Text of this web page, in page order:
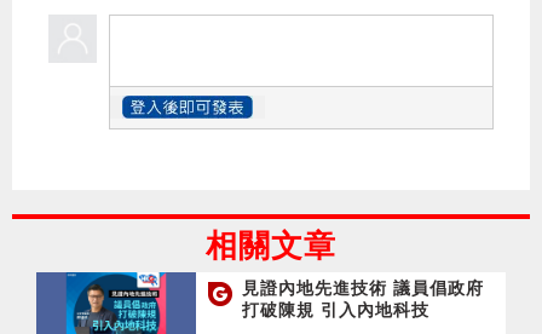
相關文章
見證內地先進技術 議員倡政府
打破陳規 引入內地科技